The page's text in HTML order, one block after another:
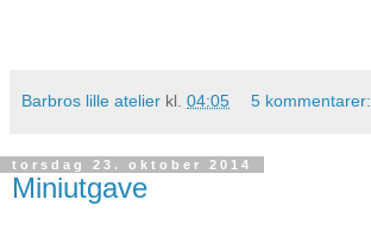
Barbros lille atelier kl. 04:05 5 kommentarer:
torsdag 23. oktober 2014
Miniutgave